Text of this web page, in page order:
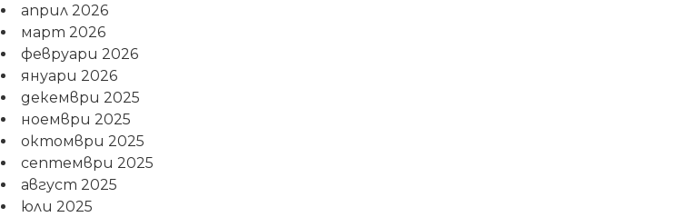
април 2026
март 2026
февруари 2026
януари 2026
декември 2025
ноември 2025
октомври 2025
септември 2025
август 2025
юли 2025